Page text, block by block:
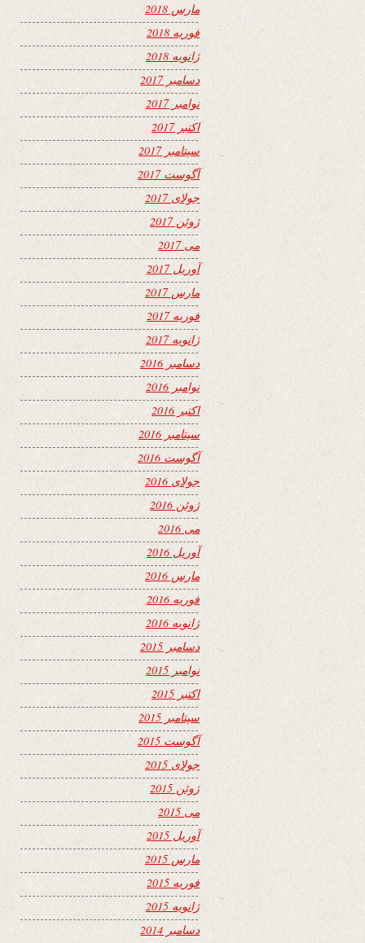
مارس 2018
فوریه 2018
ژانویه 2018
دسامبر 2017
نوامبر 2017
اکتبر 2017
سپتامبر 2017
آگوست 2017
جولای 2017
ژوئن 2017
می 2017
آوریل 2017
مارس 2017
فوریه 2017
ژانویه 2017
دسامبر 2016
نوامبر 2016
اکتبر 2016
سپتامبر 2016
آگوست 2016
جولای 2016
ژوئن 2016
می 2016
آوریل 2016
مارس 2016
فوریه 2016
ژانویه 2016
دسامبر 2015
نوامبر 2015
اکتبر 2015
سپتامبر 2015
آگوست 2015
جولای 2015
ژوئن 2015
می 2015
آوریل 2015
مارس 2015
فوریه 2015
ژانویه 2015
دسامبر 2014